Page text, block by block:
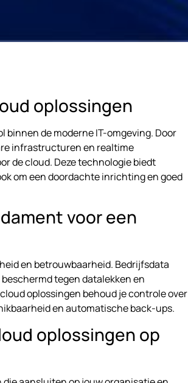
oplossingen
binnen de moderne IT-omgeving. Door
infrastructuren en realtime
de cloud. Deze technologie biedt
om een doordachte inrichting en goed
voor een
en betrouwbaarheid. Bedrijfsdata
tegen datalekken en
oplossingen behoud je controle over
en automatische back-ups.
oplossingen op